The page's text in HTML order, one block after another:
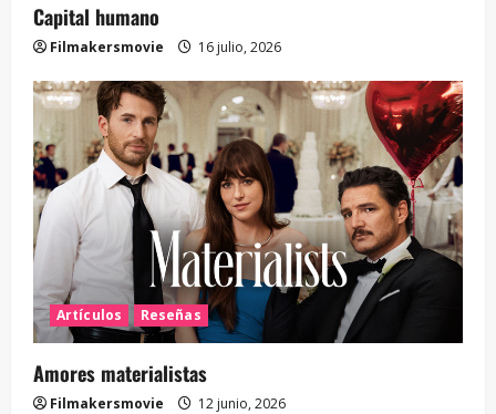
Capital humano
Filmakersmovie 16 julio, 2026
Artículos Reseñas
Amores materialistas
Filmakersmovie 12 junio, 2026